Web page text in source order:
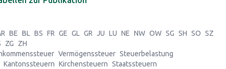
BE BL BS FR GE GL GR JU LU NE NW OW SG SH SO SZ
ZG
ZH
Vermögenssteuer Steuerbelastung
Kantonssteuern Kirchensteuern Staatssteuern